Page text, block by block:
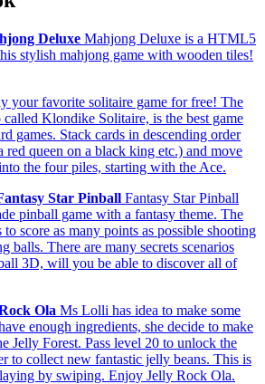
Deluxe Mahjong Deluxe is a HTML5
stylish mahjong game with wooden tiles!
your favorite solitaire game for free! The
called Klondike Solitaire, is the best game
games. Stack cards in descending order
red queen on a black king etc.) and move
the four piles, starting with the Ace.
Star Pinball Fantasy Star Pinball
pinball game with a fantasy theme. The
score as many points as possible shooting
balls. There are many secrets scenarios
3D, will you be able to discover all of
Ola Ms Lolli has idea to make some
enough ingredients, she decide to make
Jelly Forest. Pass level 20 to unlock the
to collect new fantastic jelly beans. This is
by swiping. Enjoy Jelly Rock Ola.